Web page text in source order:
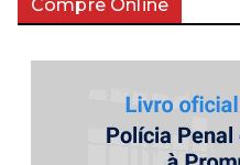
Compre Online